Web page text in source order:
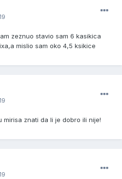
zeznuo stavio sam 6 kasikica
mislio sam oko 4,5 ksikice
znati da li je dobro ili nije!